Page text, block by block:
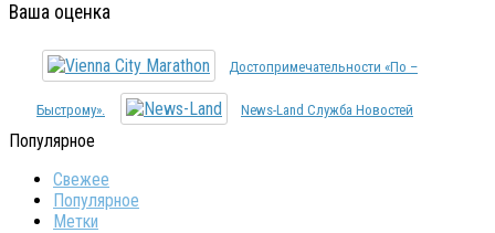
Ваша оценка
Достопримечательности «по –
Быстрому». News-Land Служба Новостей
Популярное
Свежее
Популярное
Метки